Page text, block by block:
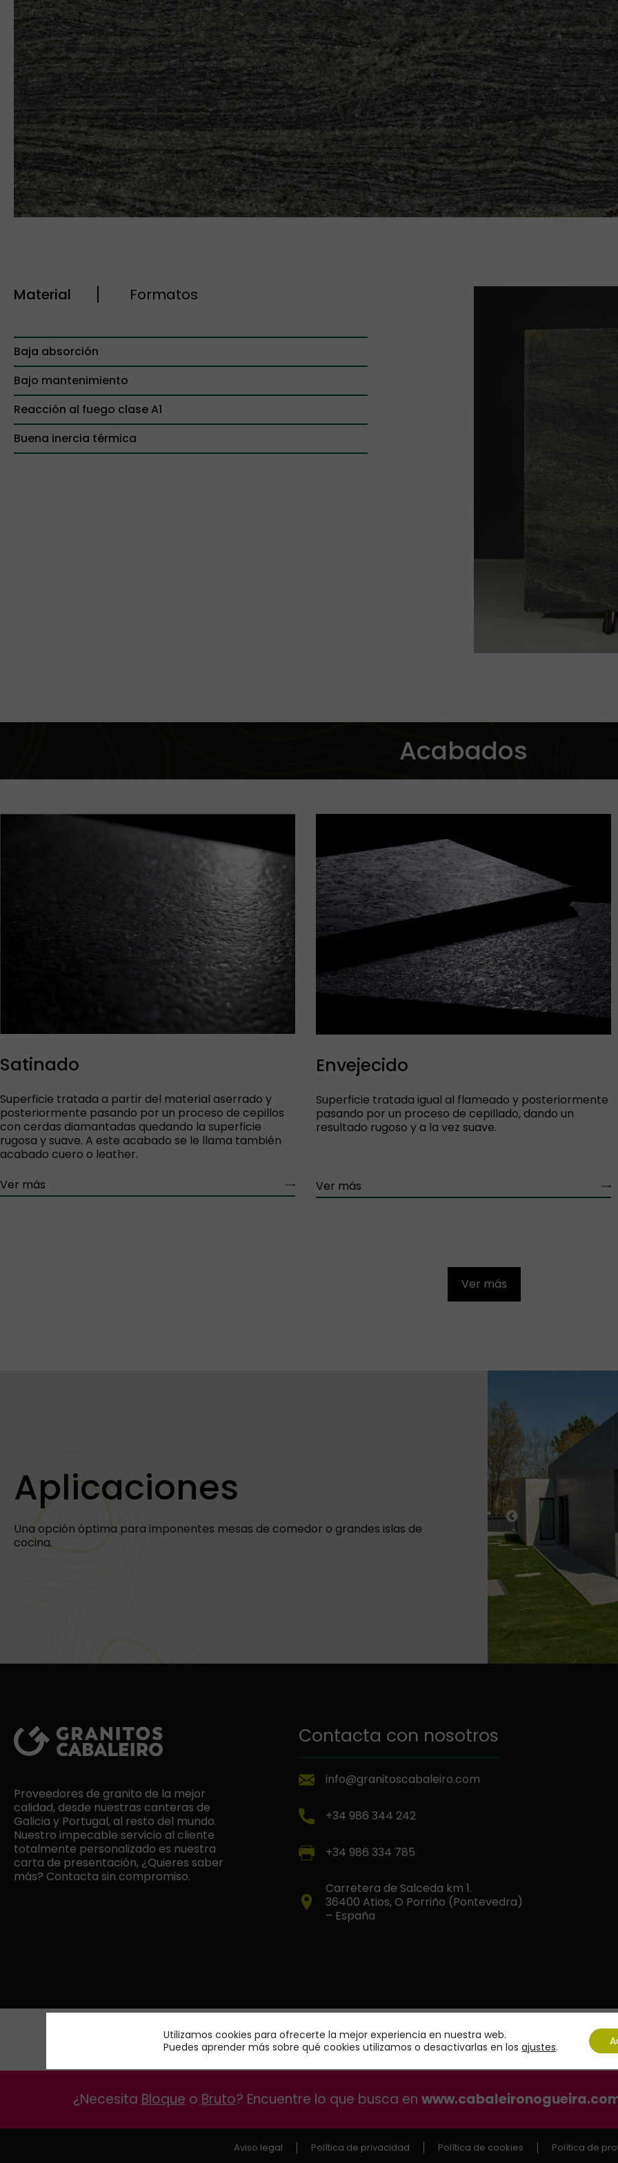
Material Formatos
Baja absorción
Bajo mantenimiento
Reacción al fuego clase A1
Buena inercia térmica
Acabados
Satinado
Superficie tratada a partir del material aserrado y
posteriormente pasando por un proceso de cepillos
con cerdas diamantadas quedando la superficie
rugosa y suave. A este acabado se le llama también
acabado cuero o leather.
Ver más
Envejecido
Superficie tratada igual al flameado y posteriormente
pasando por un proceso de cepillado, dando un
resultado rugoso y a la vez suave.
Ver más
Ver más
Aplicaciones
Una opción óptima para imponentes mesas de comedor o grandes islas de
cocina.
Previous
Proveedores de granito de la mejor
calidad, desde nuestras canteras de
Galicia y Portugal, al resto del mundo.
Nuestro impecable servicio al cliente
totalmente personalizado es nuestra
carta de presentación, ¿Quieres saber
más? Contacta sin compromiso.
Contacta con nosotros
info@granitoscabaleiro.com
+34 986 344 242
+34 986 334 785
Carretera de Salceda km 1.
36400 Atios, O Porriño (Pontevedra)
– España
¿Necesita Bloque o Bruto? Encuentre lo que busca en
Aviso legal Política de privacidad Política de cookies Política de
Utilizamos cookies para ofrecerte la mejor experiencia en nuestra web.
Puedes aprender más sobre qué cookies utilizamos o desactivarlas en losajustes.